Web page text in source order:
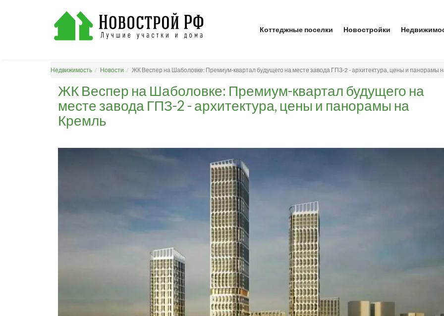
Коттеджные поселки Новостройки
Недвижимость Новости ЖК Веспер на Шаболовке: Премиум-квартал будущего на месте завода ГПЗ-2 - архитектура, цены и панорамы
ЖК Веспер на Шаболовке: Премиум-квартал будущего на
месте завода ГПЗ-2 - архитектура, цены и панорамы на
Кремль